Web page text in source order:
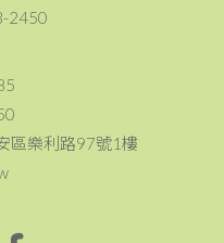
2450
區樂利路97號1樓